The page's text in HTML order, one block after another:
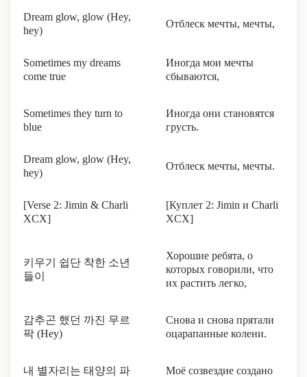
Dream glow, glow (Hey,
hey)
Отблеск мечты, мечты,
Sometimes my dreams
come true
Иногда мои мечты
сбываются,
Sometimes they turn to
blue
Иногда они становятся
грусть.
Dream glow, glow (Hey,
hey)
Отблеск мечты, мечты.
[Verse 2: Jimin & Charli
XCX]
[Куплет 2: Jimin и Charli
XCX]
키우기 쉽단 착한 소년
들이
Хорошие ребята, о
которых говорили, что
их растить легко,
감추곤 했던 까진 무르
팍 (Hey)
Снова и снова прятали
оцарапанные колени.
내 별자리는 태양의 파
Моё созвездие создано